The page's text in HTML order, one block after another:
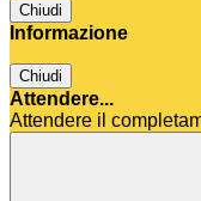
Chiudi
Informazione
Chiudi
Attendere...
Attendere il